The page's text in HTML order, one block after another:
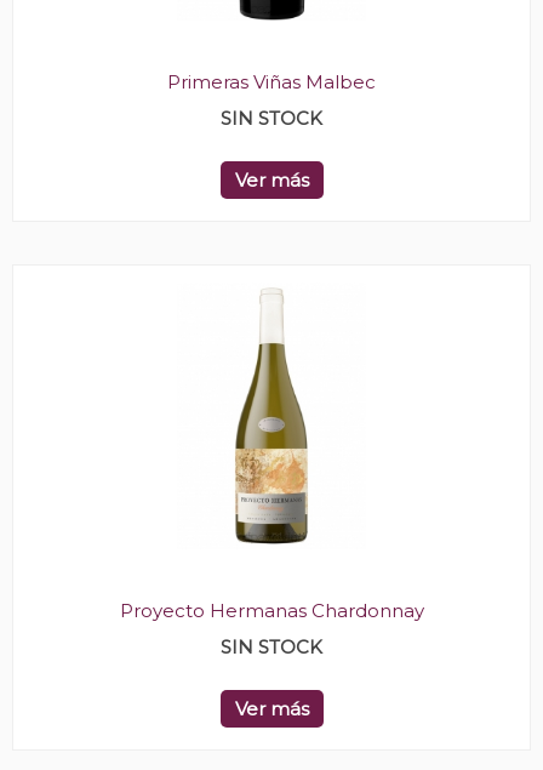
Primeras Viñas Malbec
SIN STOCK
Ver más
Proyecto Hermanas Chardonnay
SIN STOCK
Ver más